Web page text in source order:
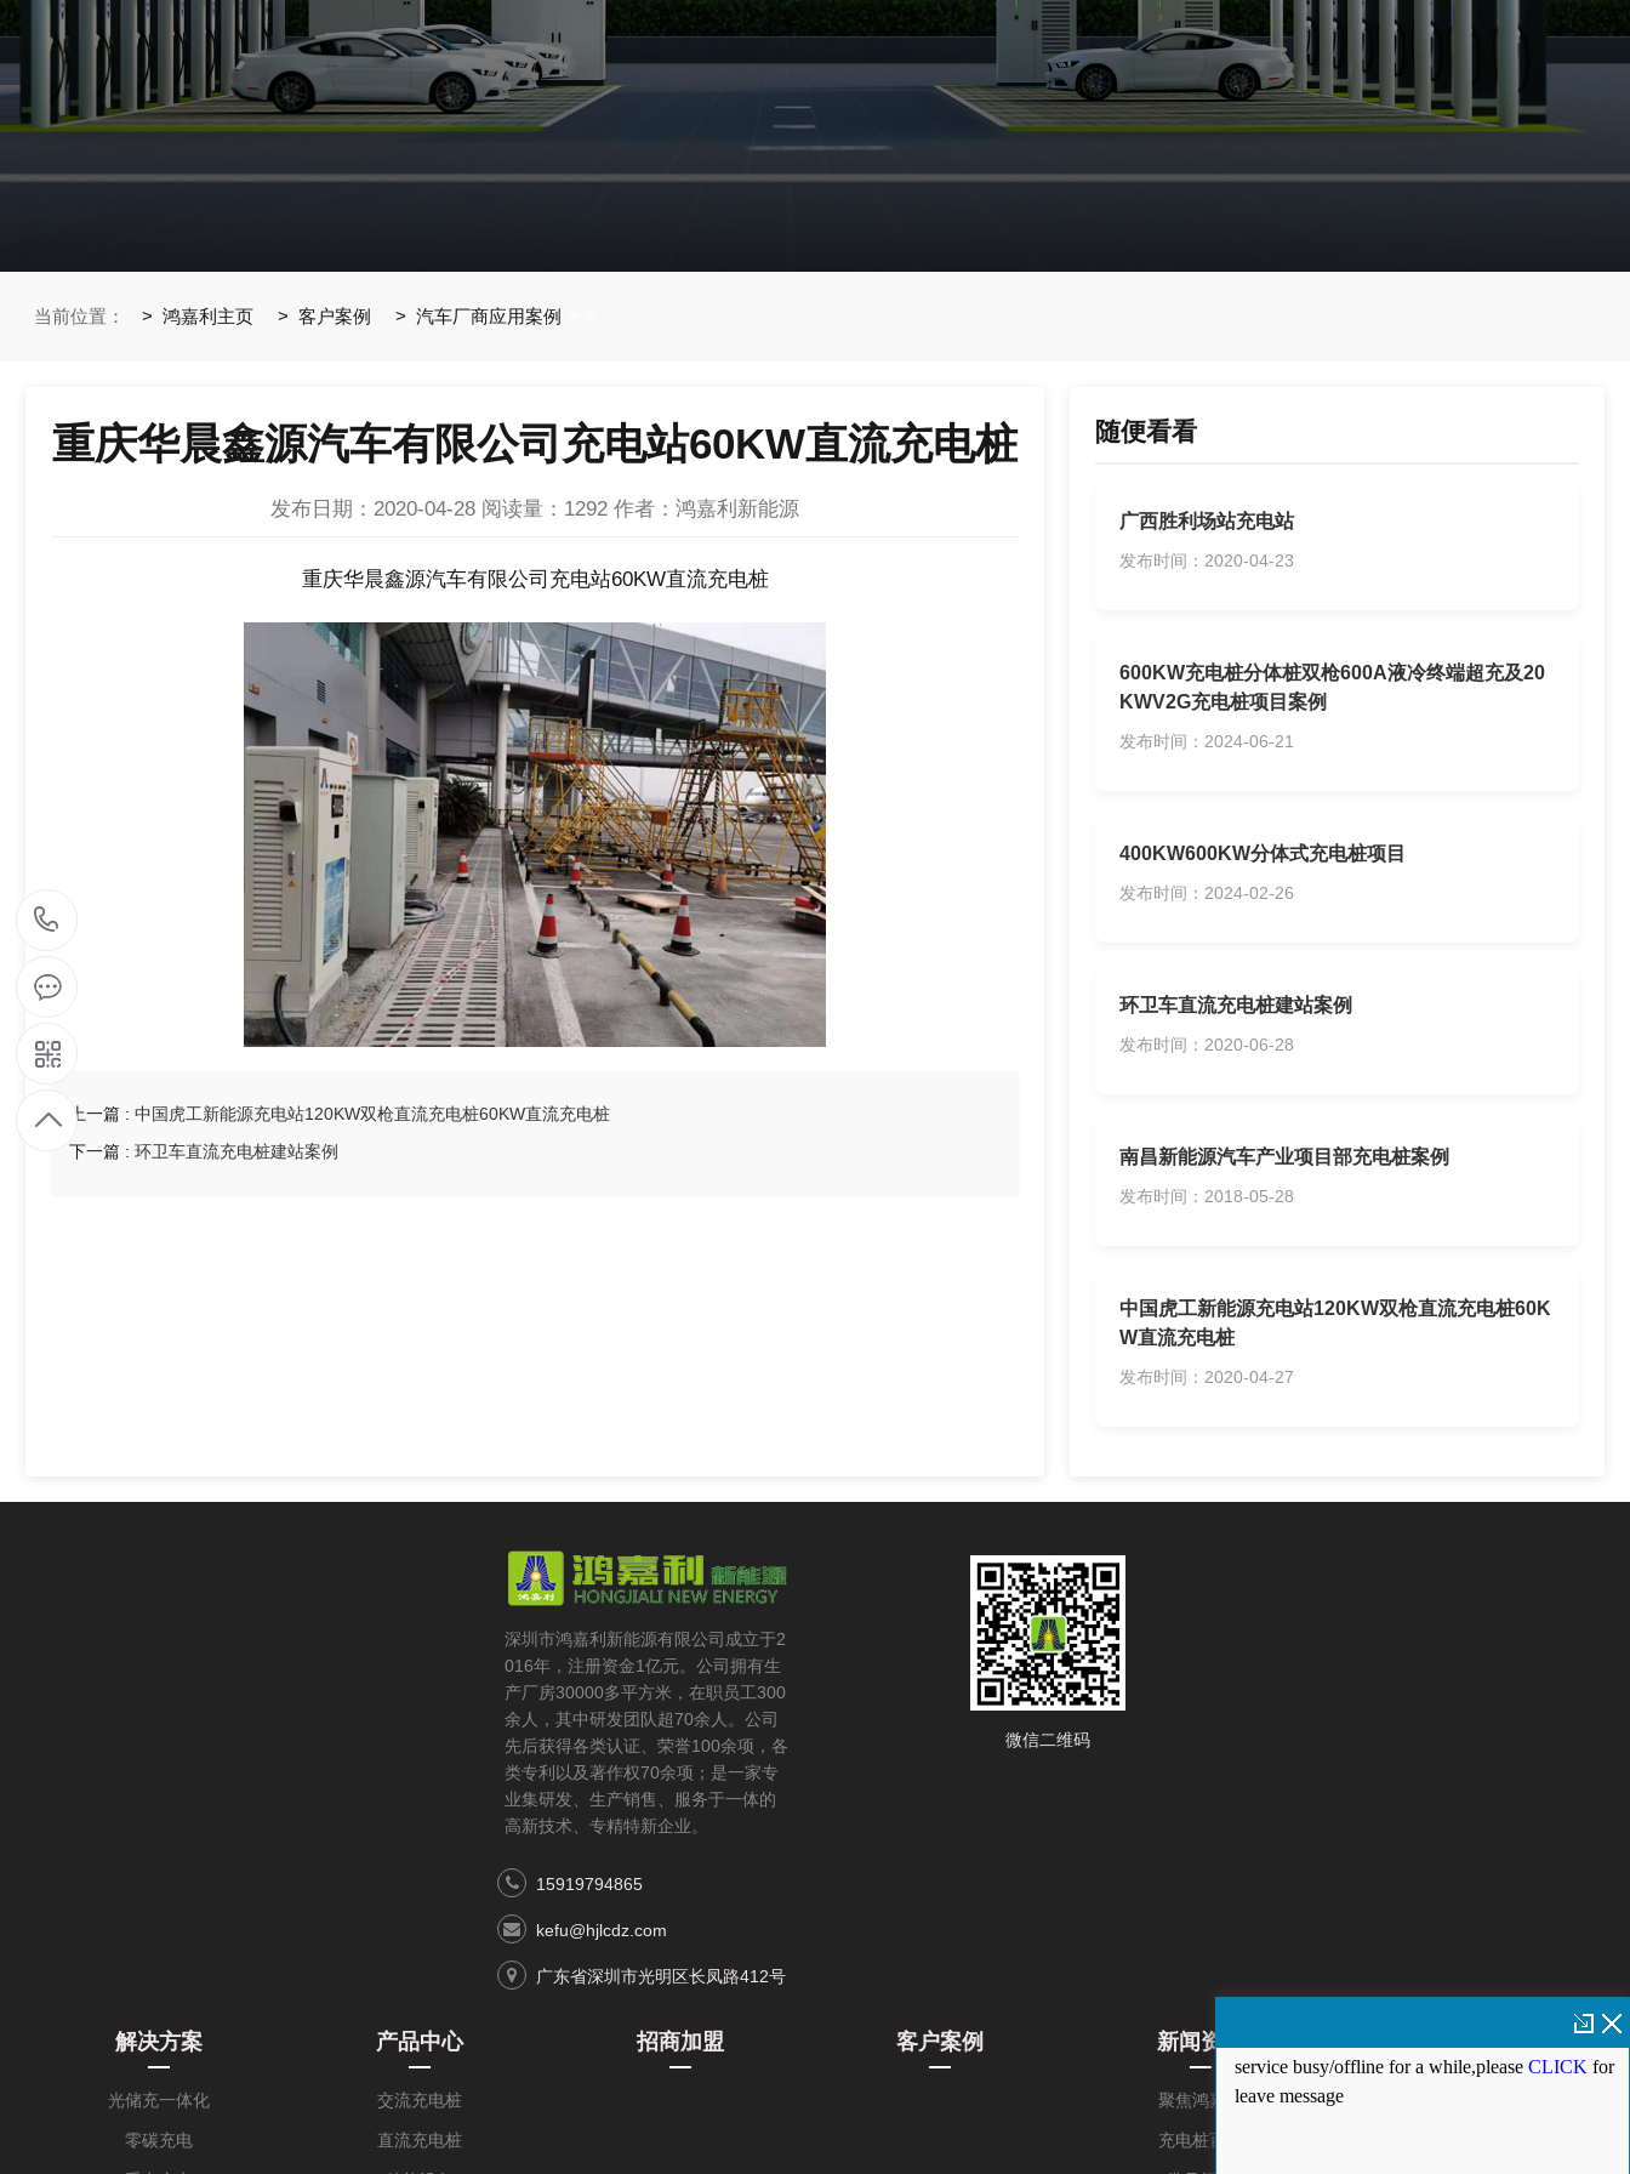
当前位置： 鸿嘉利主页 客户案例 汽车厂商应用案例
重庆华晨鑫源汽车有限公司充电站60KW直流充电桩
发布日期：2020-04-28 阅读量： 1292 作者：鸿嘉利新能源
重庆华晨鑫源汽车有限公司充电站60KW直流充电桩
上一篇 : 中国虎工新能源充电站120KW双枪直流充电桩60KW直流充电桩
下一篇 : 环卫车直流充电桩建站案例
随便看看
广西胜利场站充电站
发布时间：2020-04-23
600KW充电桩分体桩双枪600A液冷终端超充及20
KWV2G充电桩项目案例
发布时间：2024-06-21
​400KW600KW分体式充电桩项目
发布时间：2024-02-26
环卫车直流充电桩建站案例
发布时间：2020-06-28
南昌新能源汽车产业项目部充电桩案例
发布时间：2018-05-28
中国虎工新能源充电站120KW双枪直流充电桩60K
W直流充电桩
发布时间：2020-04-27
深圳市鸿嘉利新能源有限公司成立于2
016年，注册资金1亿元。公司拥有生
产厂房30000多平方米，在职员工300
余人，其中研发团队超70余人。公司
先后获得各类认证、荣誉100余项，各
类专利以及著作权70余项；是一家专
业集研发、生产销售、服务于一体的
高新技术、专精特新企业。
15919794865
kefu@hjlcdz.com
广东省深圳市光明区长凤路412号
微信二维码
解决方案
光储充一体化
零碳充电
产品中心
交流充电桩
直流充电桩
招商加盟 客户案例 新闻资讯
聚焦鸿嘉利
充电桩百科
关于我们
1
6